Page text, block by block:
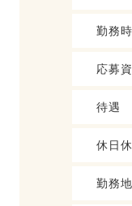
勤務
応募
待遇
休日
勤務地